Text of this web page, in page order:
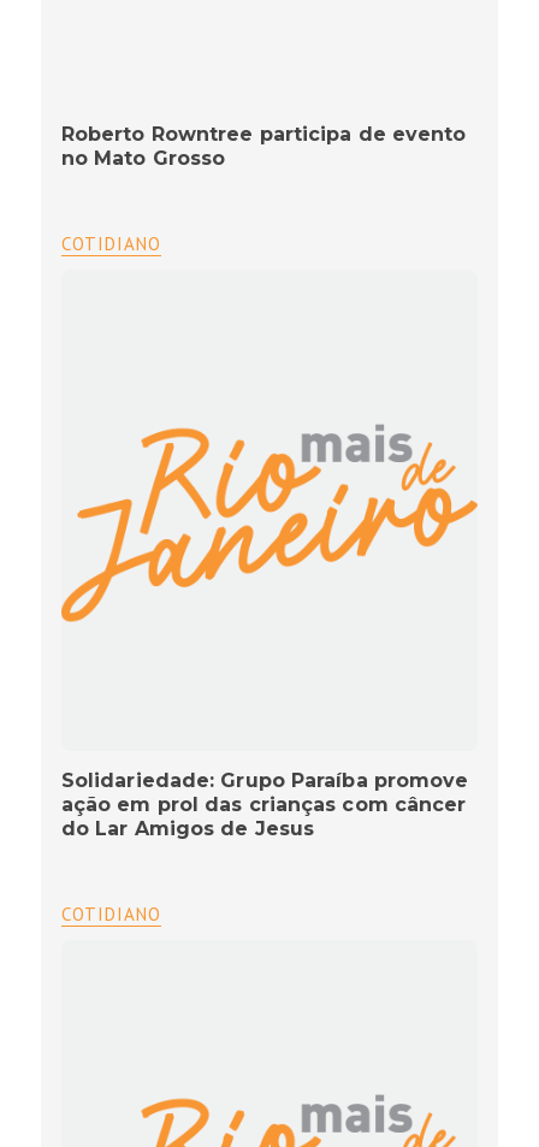
Roberto Rowntree participa de evento
no Mato Grosso
COTIDIANO
Solidariedade: Grupo Paraíba promove
ação em prol das crianças com câncer
do Lar Amigos de Jesus
COTIDIANO